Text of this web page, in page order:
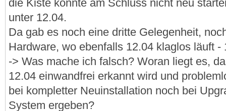
die Kiste konnte am Schluss nicht neu
unter 12.04.
Da gab es noch eine dritte Gelegenheit,
Hardware, wo ebenfalls 12.04 klaglos läuft -
-> Was mache ich falsch? Woran liegt es,
12.04 einwandfrei erkannt wird und
bei kompletter Neuinstallation noch bei
System ergeben?